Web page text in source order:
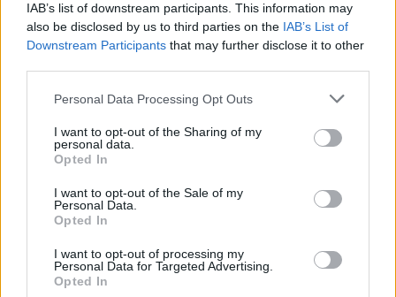
IAB’s list of downstream participants. This information may
also be disclosed by us to third parties on the IAB’s List of
Downstream Participants that may further disclose it to other
Personal Data Processing Opt Outs
I want to opt-out of the Sharing of my
personal data.
Opted In
I want to opt-out of the Sale of my
Personal Data.
Opted In
I want to opt-out of processing my
Personal Data for Targeted Advertising.
Opted In
National Library of Ireland
alueella, jolla on paljon muutakin nähtävää. Jotkin kirjaston
jossa yksi Joycen Odysseuksen päähenkilöistä, Stephen
Dedalus, hahmottelee Hamlet-näkemyksiään. Kirjastossa
kirjailijoista. Siellä on vaihtuvia ja pysyviä näyttelyitä, jotka
esimerkiksi kertovat James Joycen
ja muutaman muun kuten Seamus Heaneyn ja Roddy
Doylen käsikirjoituksia ja muistiinpanoja.